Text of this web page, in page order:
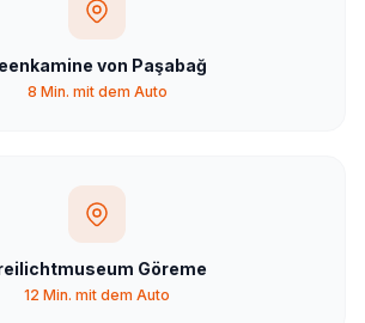
von Paşabağ
8 Min. mit dem Auto
Göreme
12 Min. mit dem Auto